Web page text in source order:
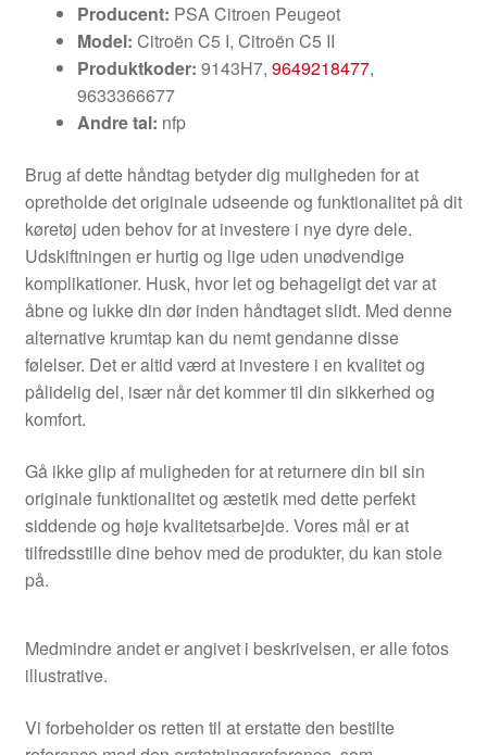
Producent: PSA Citroen Peugeot
Model: Citroën C5 I, Citroën C5 II
Produktkoder: 9143H7, 9649218477,
9633366677
Andre tal: nfp
Brug af dette håndtag betyder dig muligheden for at
opretholde det originale udseende og funktionalitet på dit
køretøj uden behov for at investere i nye dyre dele.
Udskiftningen er hurtig og lige uden unødvendige
komplikationer. Husk, hvor let og behageligt det var at
åbne og lukke din dør inden håndtaget slidt. Med denne
alternative krumtap kan du nemt gendanne disse
følelser. Det er altid værd at investere i en kvalitet og
pålidelig del, især når det kommer til din sikkerhed og
komfort.
Gå ikke glip af muligheden for at returnere din bil sin
originale funktionalitet og æstetik med dette perfekt
siddende og høje kvalitetsarbejde. Vores mål er at
tilfredsstille dine behov med de produkter, du kan stole
på.
Medmindre andet er angivet i beskrivelsen, er alle fotos
illustrative.
Vi forbeholder os retten til at erstatte den bestilte